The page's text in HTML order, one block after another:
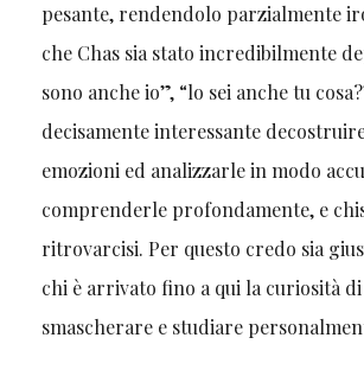
pesante, rendendolo parzialmente
che Chas sia stato incredibilmente
sono anche io”, “lo sei anche tu
decisamente interessante
emozioni ed analizzarle in modo
comprenderle profondamente, e
ritrovarcisi. Per questo credo sia
chi è arrivato fino a qui la curiosità
smascherare e studiare